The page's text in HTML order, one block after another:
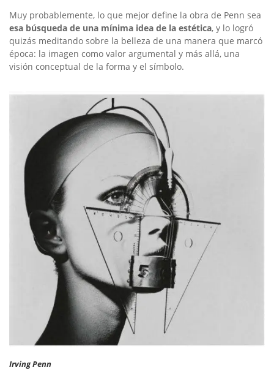
Muy probablemente, lo que mejor define la obra de Penn sea
esa búsqueda de una mínima idea de la estética, y lo logró
quizás meditando sobre la belleza de una manera que marcó
época: la imagen como valor argumental y más allá, una
visión conceptual de la forma y el símbolo.
Irving Penn